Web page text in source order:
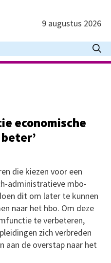
9 augustus 2026
economische
die kiezen voor een
administratieve mbo-
dit om later te kunnen
naar het hbo. Om deze
te verbeteren,
zich verbreden
aan de overstap naar het